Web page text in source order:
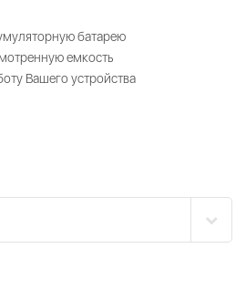
батарею
емкость
Вашего устройства